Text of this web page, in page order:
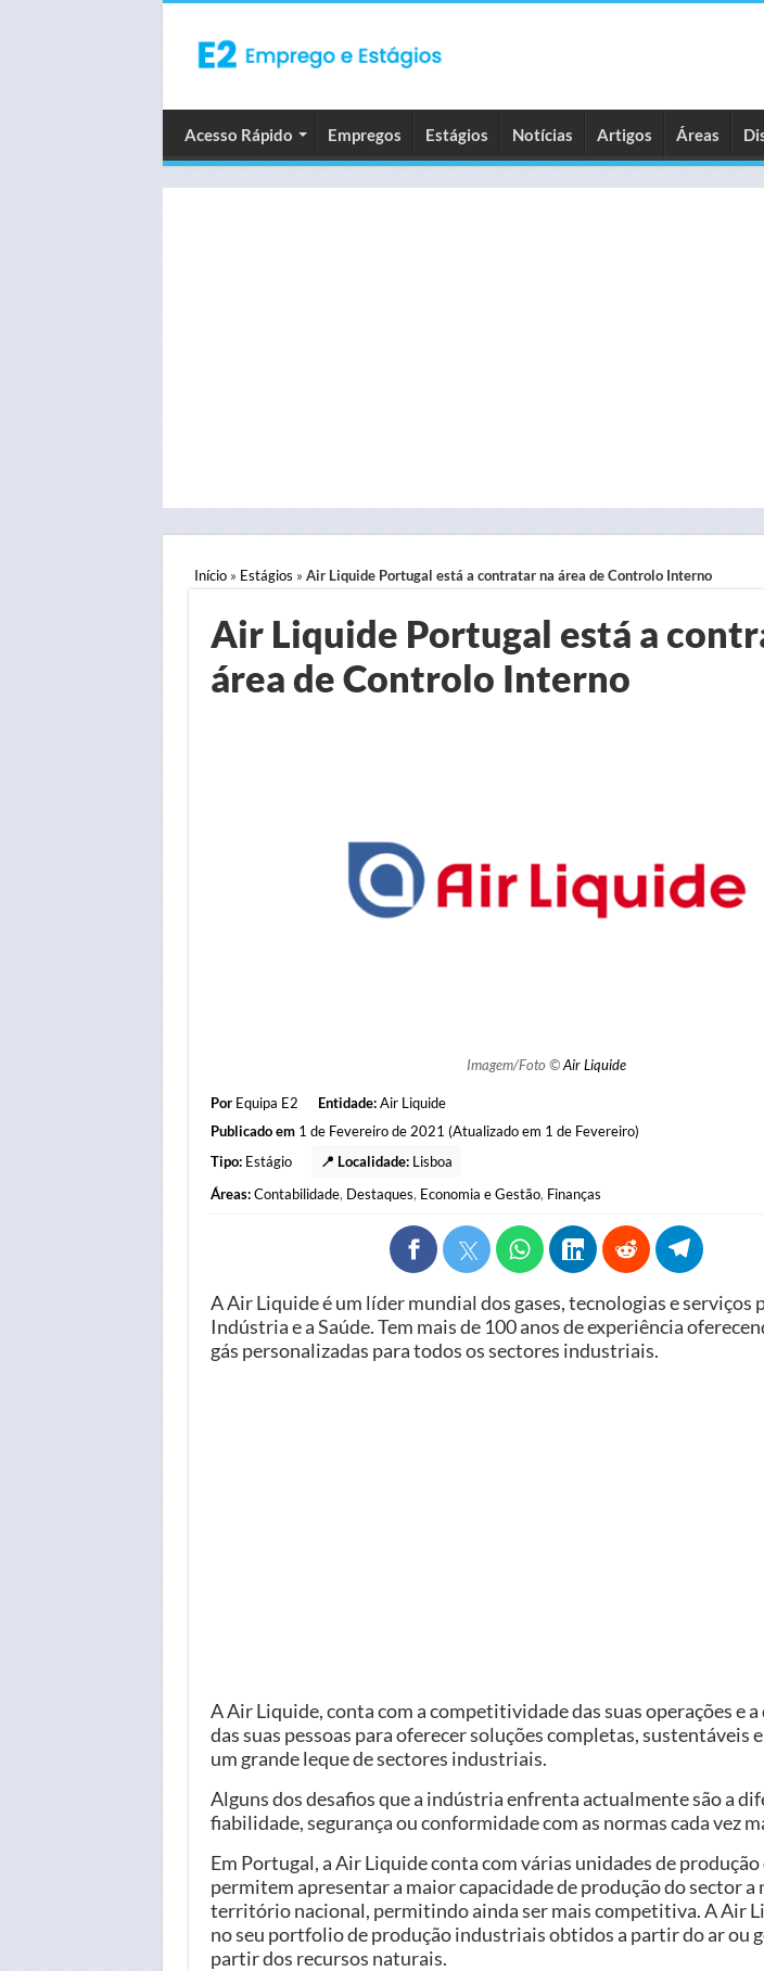
Acesso Rápido Empregos Estágios Notícias Artigos Áreas
Início» Estágios » Air Liquide Portugal está a contratar na área de Controlo Interno
Air Liquide Portugal está a
área de Controlo Interno
Imagem/Foto ©Air Liquide
Por Equipa E2 Entidade:Air Liquide
Publicado em1 de Fevereiro de 2021 (Atualizado em 1 de Fevereiro)
Tipo: Estágio 📍 Localidade: Lisboa
Áreas: Contabilidade, Destaques, Economia e Gestão, Finanças
A Air Liquide é um líder mundial dos gases, tecnologias e serviços
Indústria e a Saúde. Tem mais de 100 anos de experiência
gás personalizadas para todos os sectores industriais.
A Air Liquide, conta com a competitividade das suas operações e
das suas pessoas para oferecer soluções completas, sustentáveis
um grande leque de sectores industriais.
Alguns dos desafios que a indústria enfrenta actualmente são a
fiabilidade, segurança ou conformidade com as normas cada vez
Em Portugal, a Air Liquide conta com várias unidades de produção
permitem apresentar a maior capacidade de produção do sector a
território nacional, permitindo ainda ser mais competitiva. A Air
no seu portfolio de produção industriais obtidos a partir do ar ou
partir dos recursos naturais.